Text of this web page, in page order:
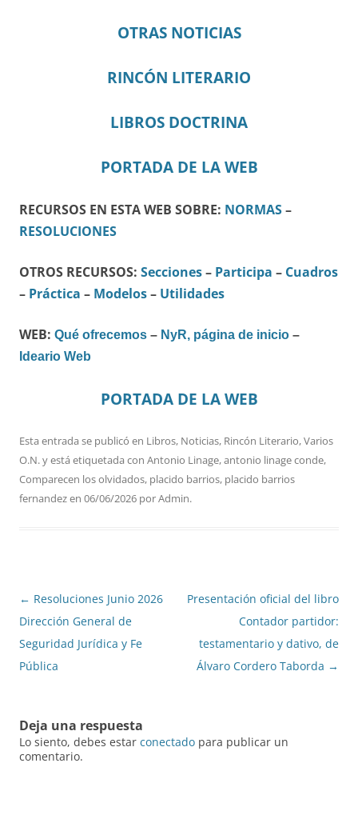
OTRAS NOTICIAS
RINCÓN LITERARIO
LIBROS DOCTRINA
PORTADA DE LA WEB
RECURSOS EN ESTA WEB SOBRE: NORMAS–
RESOLUCIONES
OTROS RECURSOS: Secciones– Participa – Cuadros
– Práctica – Modelos– Utilidades
WEB: Qué ofrecemos – NyR, página de inicio –
Ideario Web
PORTADA DE LA WEB
Esta entrada se publicó en Libros, Noticias, Rincón Literario,Varios
O.N.y está etiquetada con Antonio Linage,antonio linage conde,
Comparecen los olvidados, placido barrios, placido barrios
fernandezen 06/06/2026 porAdmin.
Navegación
de
entradas
← Resoluciones Junio 2026
Dirección General de
Seguridad Jurídica y Fe
Pública
Presentación oficial del libro
Contador partidor:
testamentario y dativo, de
Álvaro Cordero Taborda →
Deja una respuesta
Lo siento, debes estar conectado para publicar un
comentario.